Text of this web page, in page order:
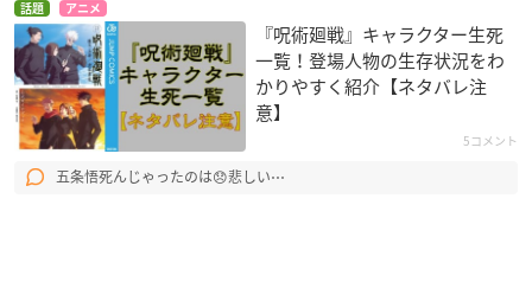
話題 アニメ
『呪術廻戦』キャラクター生死
一覧！登場人物の生存状況をわ
かりやすく紹介【ネタバレ注
意】
5コメント
五条悟死んじゃったのは😞悲しい⋯